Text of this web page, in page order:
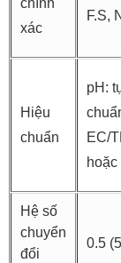
chính
xác
F.S,
Hiệu
chuẩn
pH:
EC/
hoặc
Hệ số
chuyển
đổi
0.5